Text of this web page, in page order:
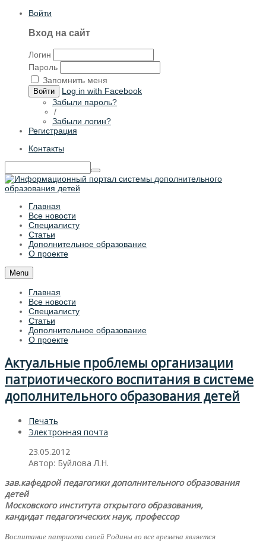
Войти
Вход на сайт
Логин
Пароль
Запомнить меня
Войти
Log in with Facebook
Забыли пароль?
/
Забыли логин?
Регистрация
Контакты
Главная
Все новости
Специалисту
Статьи
Дополнительное образование
О проекте
Menu
Главная
Все новости
Специалисту
Статьи
Дополнительное образование
О проекте
Актуальные проблемы организации
патриотического воспитания в системе
дополнительного образования детей
Печать
Электронная почта
23.05.2012
Автор: Буйлова Л.Н.
зав.кафедрой педагогики дополнительного образования
детей
Московского института открытого образования,
кандидат педагогических наук, профессор
Воспитание патриота своей Родины во все времена является